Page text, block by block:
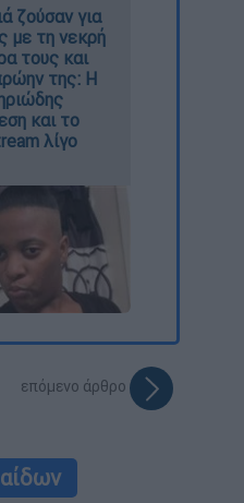
ζούσαν για
με τη νεκρή
τους και
της: Η
και το
λίγο
επόμενο άρθρο